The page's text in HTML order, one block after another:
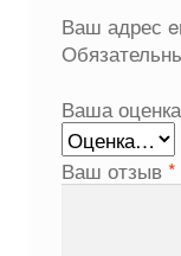
Ваш адрес
Ваша оценка
Ваш отзыв *